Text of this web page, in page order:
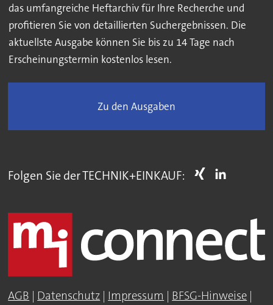
das umfangreiche Heftarchiv für Ihre Recherche und
profitieren Sie von detaillierten Suchergebnissen. Die
aktuellste Ausgabe können Sie bis zu 14 Tage nach
Erscheinungstermin kostenlos lesen.
Zu den Ausgaben
Folgen Sie der TECHNIK+EINKAUF:
AGB | Datenschutz | Impressum | BFSG-Hinweise |